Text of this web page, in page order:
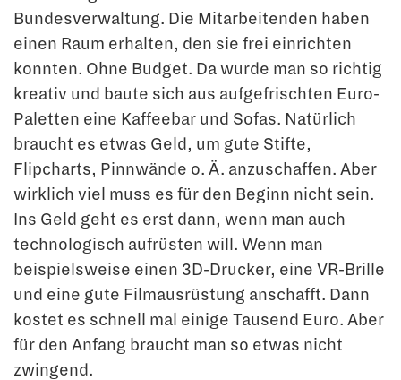
Bundesverwaltung. Die Mitarbeitenden haben
einen Raum erhalten, den sie frei einrichten
konnten. Ohne Budget. Da wurde man so richtig
kreativ und baute sich aus aufgefrischten Euro-
Paletten eine Kaffee­bar und Sofas. Natürlich
braucht es etwas Geld, um gute Stifte,
Flipcharts, Pinnwände o. Ä. anzuschaffen. Aber
wirklich viel muss es für den Beginn nicht sein.
Ins Geld geht es erst dann, wenn man auch
technologisch aufrüsten will. Wenn man
beispielsweise einen 3D-Drucker, eine VR-Brille
und eine gute Filmausrüstung anschafft. Dann
kostet es schnell mal einige Tausend Euro. Aber
für den Anfang braucht man so etwas nicht
zwingend.